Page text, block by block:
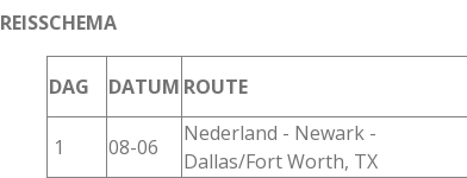
REISSCHEMA
DAG DATUM ROUTE
1
08-06
Nederland - Newark -
Dallas/Fort Worth, TX